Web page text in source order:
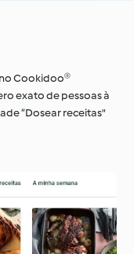
Cookidoo®
exato de pessoas à
“Dosear receitas"